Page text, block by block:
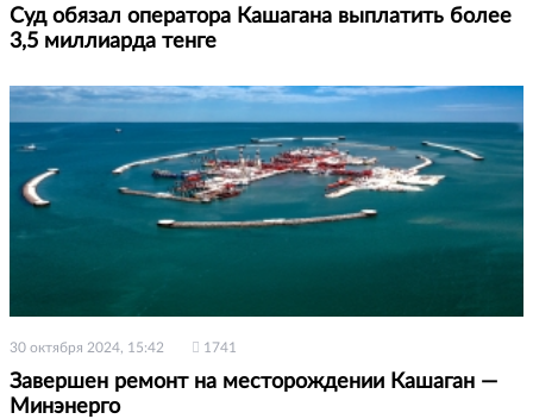
Суд обязал оператора Кашагана выплатить более
3,5 миллиарда тенге
30 октября 2024, 15:42 1741
Завершен ремонт на месторождении Кашаган —
Минэнерго